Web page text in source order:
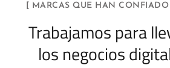
[ MARCAS QUE HAN CONFIADO
Trabajamos para
los negocios